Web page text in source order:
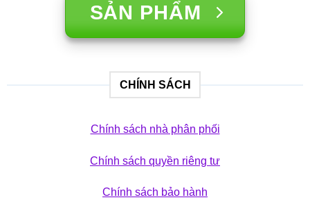
SẢN PHẨM
CHÍNH SÁCH
Chính sách nhà phân phối
Chính sách quyền riêng tư
Chính sách bảo hành